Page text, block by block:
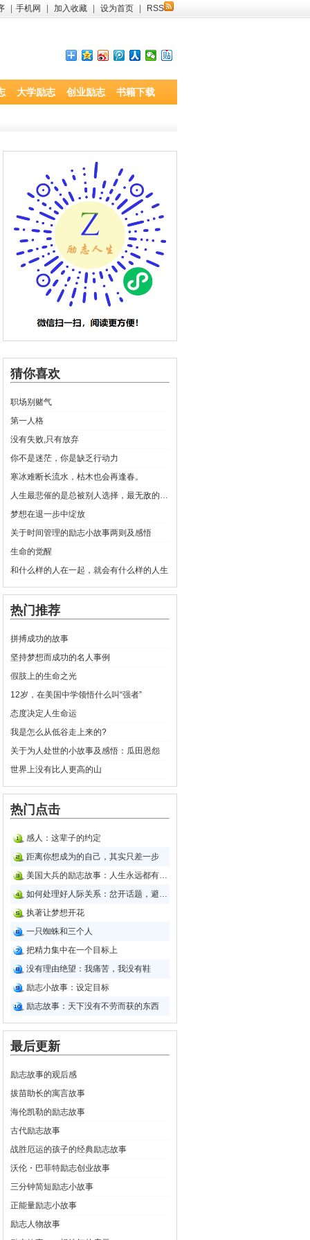
手机网 加入收藏 设为首页 RSS
大学励志 创业励志 书籍下载
猜你喜欢
职场别赌气
第一人格
没有失败,只有放弃
你不是迷茫，你是缺乏行动力
寒冰难断长流水，枯木也会再逢春。
人生最悲催的是总被别人选择，最无敌的是自己设立选择项
梦想在退一步中绽放
关于时间管理的励志小故事两则及感悟
生命的觉醒
和什么样的人在一起，就会有什么样的人生
热门推荐
拼搏成功的故事
坚持梦想而成功的名人事例
假肢上的生命之光
12岁，在美国中学领悟什么叫“强者”
态度决定人生命运
我是怎么从低谷走上来的?
关于为人处世的小故事及感悟：瓜田恩怨
世界上没有比人更高的山
热门点击
感人：这辈子的约定
距离你想成为的自己，其实只差一步
美国大兵的励志故事：人生永远都有两个机会
如何处理好人际关系：岔开话题，避开对方的锋芒
执著让梦想开花
一只蜘蛛和三个人
把精力集中在一个目标上
没有理由绝望：我痛苦，我没有鞋
励志小故事：设定目标
励志故事：天下没有不劳而获的东西
最后更新
励志故事的观后感
拔苗助长的寓言故事
海伦凯勒的励志故事
古代励志故事
战胜厄运的孩子的经典励志故事
沃伦・巴菲特励志创业故事
三分钟简短励志小故事
正能量励志小故事
励志人物故事